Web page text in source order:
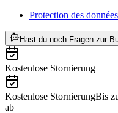
Protection des données
Hast du noch Fragen zur
Kostenlose Stornierung
Kostenlose StornierungBis
ab